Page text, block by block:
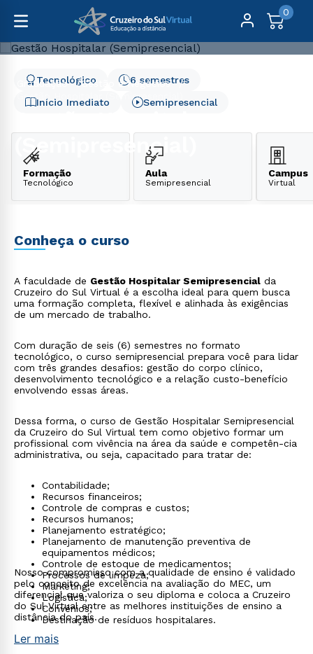
0
Graduação
Gestão e Negócios
Gestão Hospitalar (Semipresencial)
(Semipresencial)
Início Imediato
6 semestres
Tecnológico
Semipresencial
Formação
Tecnológico
Aula
Semipresencial
Campus
Virtual
Conheça o curso
A faculdade de Gestão Hospitalar Semipresencial da
Cruzeiro do Sul Virtual é a escolha ideal para quem busca
uma formação completa, flexível e alinhada às exigências
de um mercado de trabalho.
Com duração de seis (6) semestres no formato
tecnológico, o curso semipresencial prepara você para lidar
com três grandes desafios: gestão do corpo clínico,
desenvolvimento tecnológico e a relação custo-benefício
envolvendo essas áreas.
Dessa forma, o curso de Gestão Hospitalar Semipresencial
da Cruzeiro do Sul Virtual tem como objetivo formar um
profissional com vivência na área da saúde e competên-cia
administrativa, ou seja, capacitado para tratar de:
Contabilidade;
Recursos financeiros;
Controle de compras e custos;
Recursos humanos;
Planejamento estratégico;
Planejamento de manutenção preventiva de
equipamentos médicos;
Controle de estoque de medicamentos;
Processos de limpeza;
Marketing;
Logística;
Convênios;
Destinação de resíduos hospitalares.
Nosso compromisso com a qualidade de ensino é validado
pelo conceito de excelência na avaliação do MEC, um
diferencial que valoriza o seu diploma e coloca a Cruzeiro
do Sul Virtual entre as melhores instituições de ensino a
distância do país.
Ler mais